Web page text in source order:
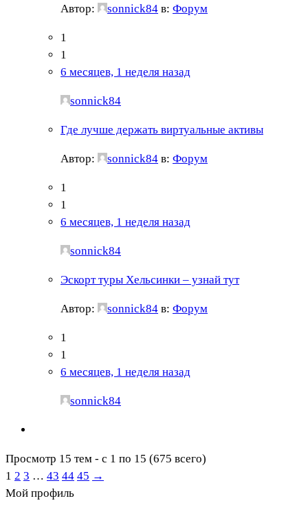
Автор: sonnick84 в: Форум
1
1
6 месяцев, 1 неделя назад
sonnick84
Где лучше держать виртуальные активы
Автор: sonnick84 в: Форум
1
1
6 месяцев, 1 неделя назад
sonnick84
Эскорт туры Хельсинки – узнай тут
Автор: sonnick84 в: Форум
1
1
6 месяцев, 1 неделя назад
sonnick84
Просмотр 15 тем - с 1 по 15 (675 всего)
1 2 3 … 43 44 45 →
Мой профиль